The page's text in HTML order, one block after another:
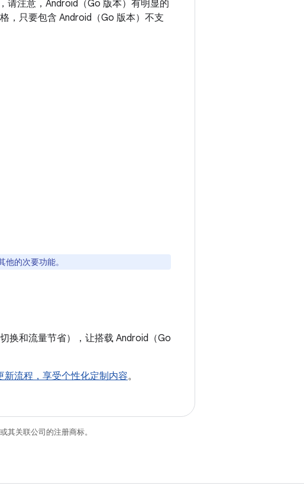
请注意，Android（Go 版本）有明显的
，只要包含 Android（Go 版本）不支
的次要功能。
换和流量节省），让搭载 Android（Go
新流程，享受个性化定制内容。
其关联公司的注册商标。